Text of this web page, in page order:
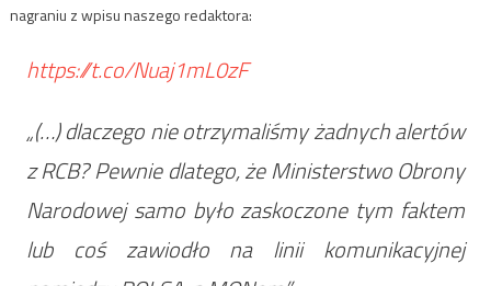
nagraniu z wpisu naszego redaktora:
https://t.co/Nuaj1mL0zF
„(…) dlaczego nie otrzymaliśmy żadnych alertów
z RCB? Pewnie dlatego, że Ministerstwo Obrony
Narodowej samo było zaskoczone tym faktem
lub coś zawiodło na linii komunikacyjnej